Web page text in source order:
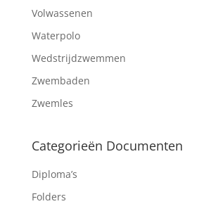
Volwassenen
Waterpolo
Wedstrijdzwemmen
Zwembaden
Zwemles
Categorieën Documenten
Diploma’s
Folders